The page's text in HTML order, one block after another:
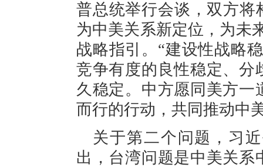
普总统举行会谈，双方将
为中美关系新定位，为未
战略指引。“建设性战略
竞争有度的良性稳定、分
久稳定。中方愿同美方一
而行的行动，共同推动中
关于第二个问题，习
出，台湾问题是中美关系